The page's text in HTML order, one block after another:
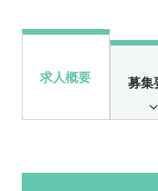
求人概要 募集